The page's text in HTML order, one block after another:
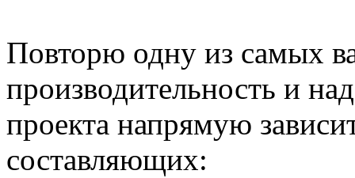
Повторю одну из самых
производительность и
проекта напрямую
составляющих: